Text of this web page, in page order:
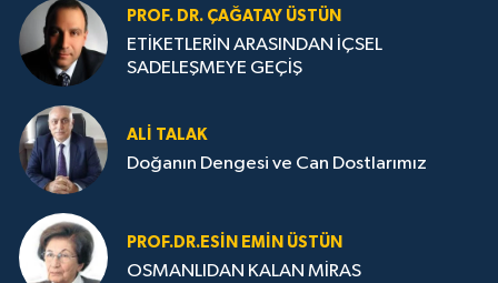
PROF. DR. ÇAĞATAY ÜSTÜN
ETİKETLERİN ARASINDAN İÇSEL
SADELEŞMEYE GEÇİŞ
ALI TALAK
Doğanın Dengesi ve Can Dostlarımız
PROF.DR.ESIN EMIN ÜSTÜN
OSMANLIDAN KALAN MİRAS